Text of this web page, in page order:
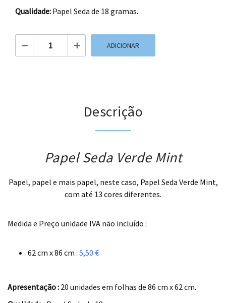
Qualidade: Papel Seda de 18 gramas.
Quantidade de Papel Seda Verde Mint
ADICIONAR
Descrição
Papel Seda Verde Mint
Papel, papel e mais papel, neste caso, Papel Seda Verde Mint,
com até 13 cores diferentes.
Medida e Preço unidade IVA não incluído :
62 cm x 86 cm : 5,50 €
Apresentação : 20 unidades em folhas de 86 cm x 62 cm.